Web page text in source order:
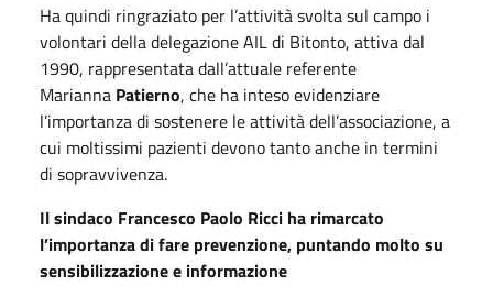
Ha quindi ringraziato per l’attività svolta sul campo i
volontari della delegazione AIL di Bitonto, attiva dal
1990, rappresentata dall’attuale referente
Marianna Patierno, che ha inteso evidenziare
l’importanza di sostenere le attività dell’associazione, a
cui moltissimi pazienti devono tanto anche in termini
di sopravvivenza.
Il sindaco Francesco Paolo Ricci ha rimarcato
l’importanza di fare prevenzione, puntando molto su
sensibilizzazione e informazione